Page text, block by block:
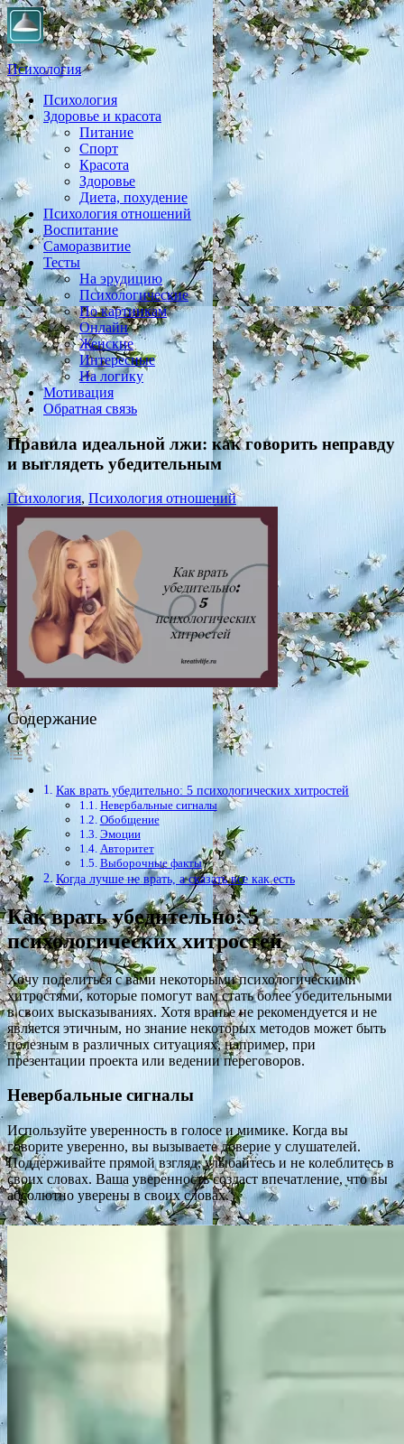
Психология
Практическая психология, личностный рост, экология,
здоровье, воспитание,
Психология
Здоровье и красота
Питание
Спорт
Красота
Здоровье
Диета, похудение
Психология отношений
Воспитание
Саморазвитие
Тесты
На эрудицию
Психологические
По картинкам
Онлайн
Женские
Интересные
На логику
Мотивация
Обратная связь
Правила идеальной лжи: как говорить неправду
и выглядеть убедительным
Психология, Психология отношений
Содержание
Как врать убедительно: 5 психологических хитростей
Невербальные сигналы
Обобщение
Эмоции
Авторитет
Выборочные факты
Когда лучше не врать, а сказать все как есть
Как врать убедительно: 5
психологических хитростей
Хочу поделиться с вами некоторыми психологическими
хитростями, которые помогут вам стать более убедительными
в своих высказываниях. Хотя вранье не рекомендуется и не
является этичным, но знание некоторых методов может быть
полезным в различных ситуациях, например, при
презентации проекта или ведении переговоров.
Невербальные сигналы
Используйте уверенность в голосе и мимике. Когда вы
говорите уверенно, вы вызываете доверие у слушателей.
Поддерживайте прямой взгляд, улыбайтесь и не колеблитесь в
своих словах. Ваша уверенность создаст впечатление, что вы
абсолютно уверены в своих словах.